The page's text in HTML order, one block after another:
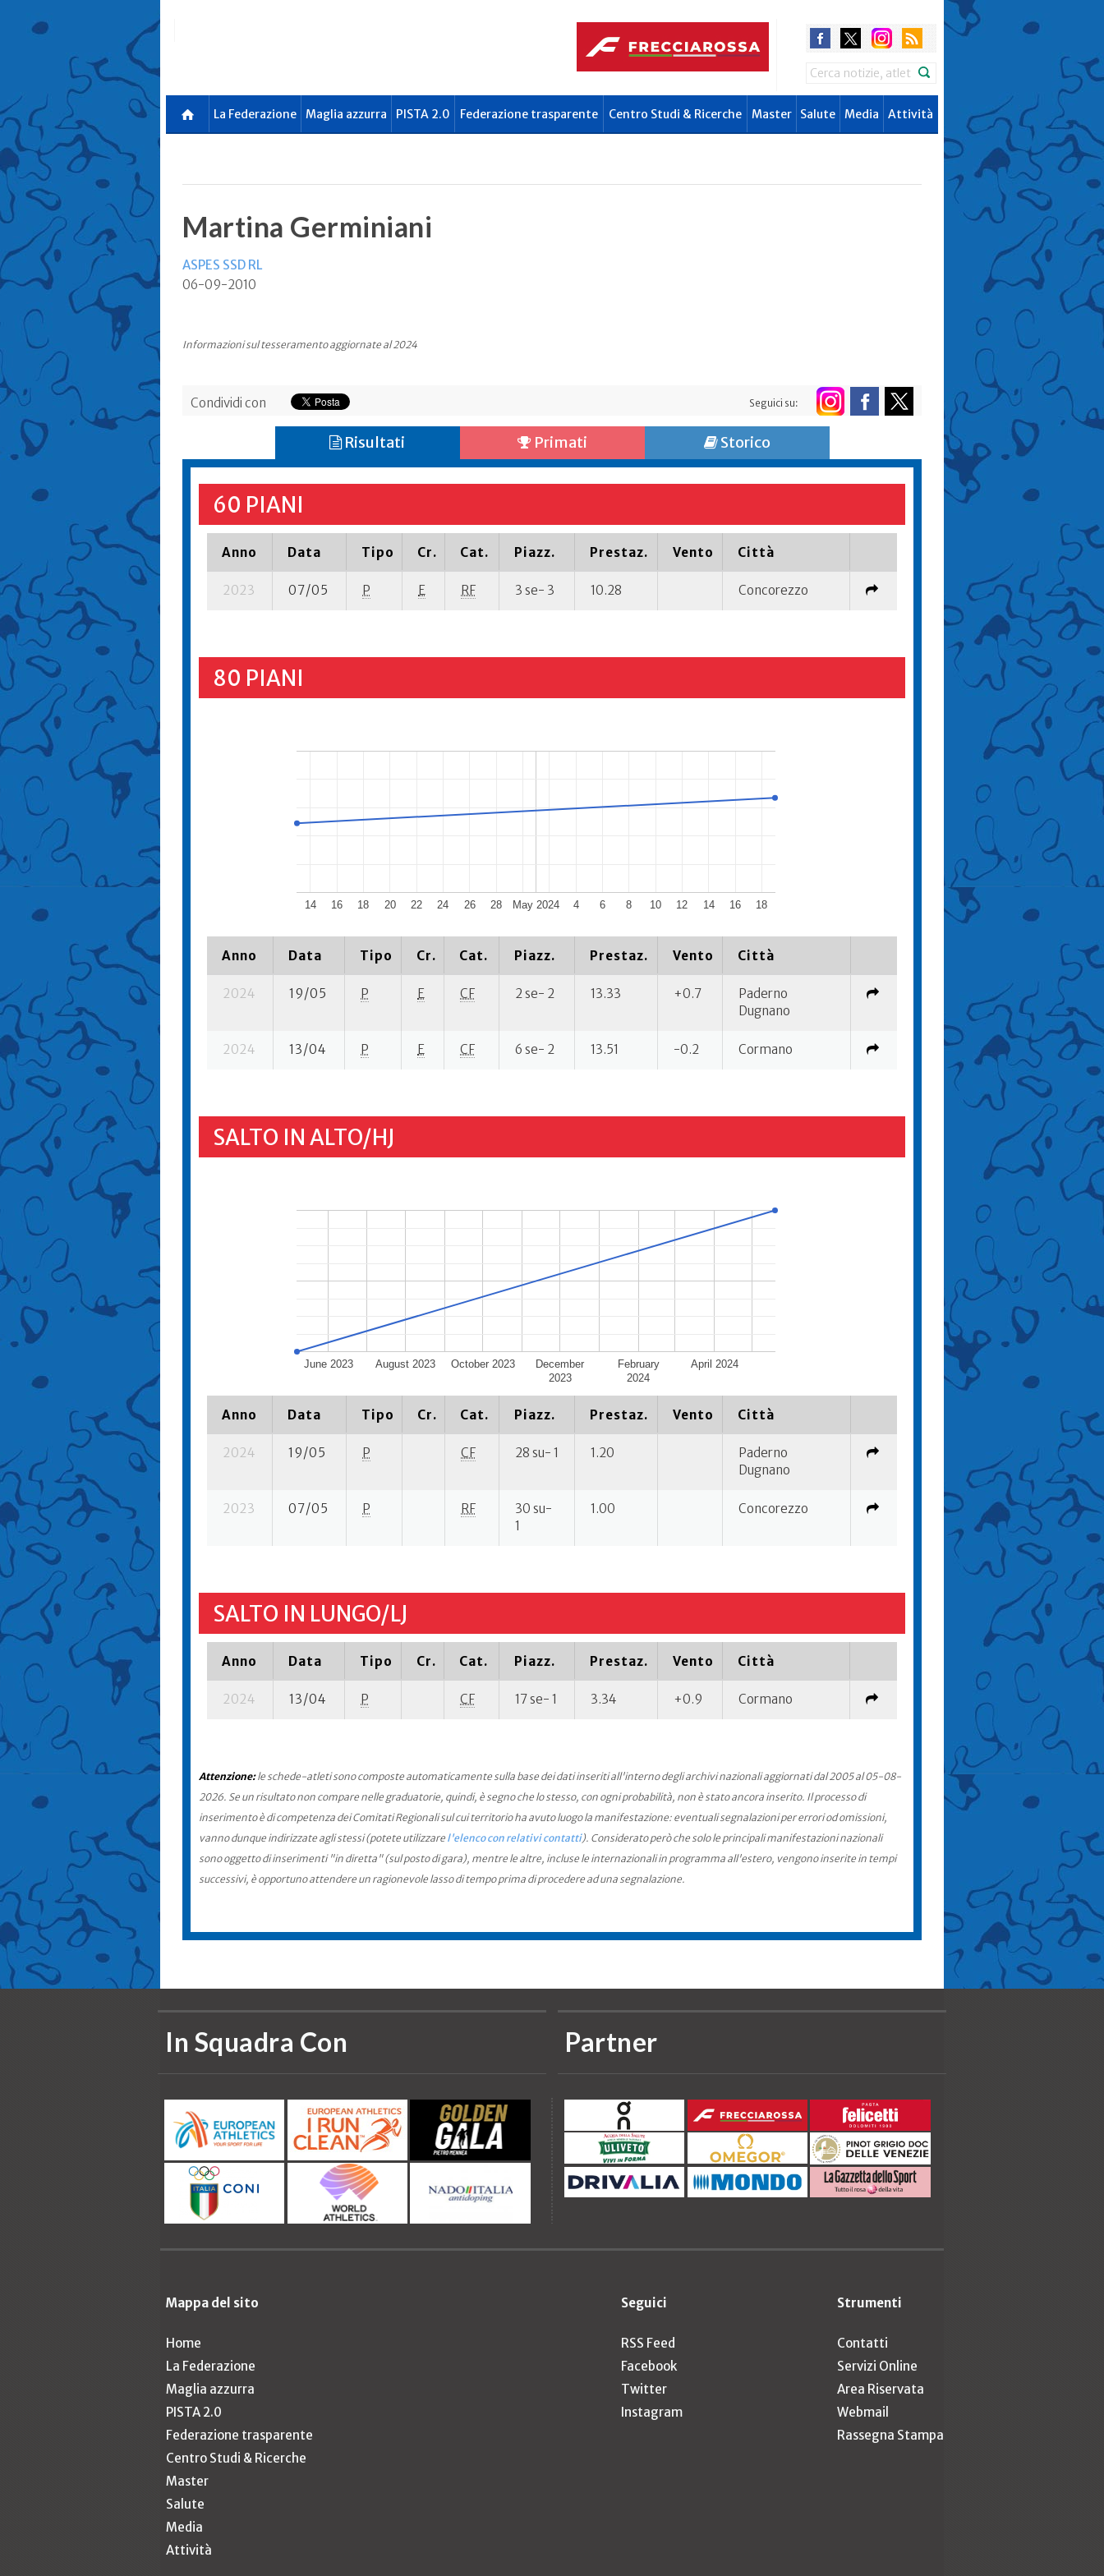
Search
La Federazione Maglia azzurra PISTA 2.0 Federazione trasparente Centro Studi & Ricerche Master Salute Media Attività
Martina Germiniani
ASPES SSD RL
06-09-2010
Informazioni sul tesseramento aggiornate al 2024
Condividi con Seguici su:
Risultati Primati Storico
60 PIANI
Anno Data Tipo Cr. Cat. Piazz. Prestaz. Vento Città
2023 07/05 P E RF 3 se- 3 10.28 Concorezzo
80 PIANI
May 2024
14 16 18 20 22 24 26 28 4 6 8 10 12 14 16 18
Anno Data Tipo Cr. Cat. Piazz. Prestaz. Vento Città
2024 19/05 P E CF 2 se- 2 13.33 +0.7
Paderno
Dugnano
2024 13/04 P E CF 6 se- 2 13.51 -0.2 Cormano
SALTO IN ALTO/HJ
June 2023 August 2023 October 2023
December
2023
February
2024
April 2024
Anno Data Tipo Cr. Cat. Piazz. Prestaz. Vento Città
2024 19/05 P CF 28 su- 1 1.20
Paderno
Dugnano
2023 07/05 P RF
30 su-
1
1.00 Concorezzo
SALTO IN LUNGO/LJ
Anno Data Tipo Cr. Cat. Piazz. Prestaz. Vento Città
2024 13/04 P CF 17 se- 1 3.34 +0.9 Cormano
Attenzione:le schede-atleti sono composte automaticamente sulla base dei dati inseriti all'interno degli archivi nazionali aggiornati dal 2005 al 05-08-
2026. Se un risultato non compare nelle graduatorie, quindi, è segno che lo stesso, con ogni probabilità, non è stato ancora inserito. Il processo di
inserimento è di competenza dei Comitati Regionali sul cui territorio ha avuto luogo la manifestazione: eventuali segnalazioni per errori od omissioni,
vanno dunque indirizzate agli stessi (potete utilizzare l'elenco con relativi contatti). Considerato però che solo le principali manifestazioni nazionali
sono oggetto di inserimenti "in diretta" (sul posto di gara), mentre le altre, incluse le internazionali in programma all'estero, vengono inserite in tempi
successivi, è opportuno attendere un ragionevole lasso di tempo prima di procedere ad una segnalazione.
In Squadra Con Partner
Mappa del sito
Home
La Federazione
Maglia azzurra
PISTA 2.0
Federazione trasparente
Centro Studi & Ricerche
Master
Salute
Media
Attività
Seguici
RSS Feed
Facebook
Twitter
Instagram
Strumenti
Contatti
Servizi Online
Area Riservata
Webmail
Rassegna Stampa